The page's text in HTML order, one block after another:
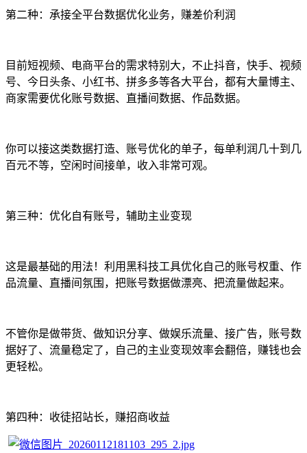
第二种：承接全平台数据优化业务，赚差价利润
目前短视频、电商平台的需求特别大，不止抖音，快手、视频
号、今日头条、小红书、拼多多等各大平台，都有大量博主、
商家需要优化账号数据、直播间数据、作品数据。
你可以接这类数据打造、账号优化的单子，每单利润几十到几
百元不等，空闲时间接单，收入非常可观。
第三种：优化自有账号，辅助主业变现
这是最基础的用法！利用黑科技工具优化自己的账号权重、作
品流量、直播间氛围，把账号数据做漂亮、把流量做起来。
不管你是做带货、做知识分享、做娱乐流量、接广告，账号数
据好了、流量稳定了，自己的主业变现效率会翻倍，赚钱也会
更轻松。
第四种：收徒招站长，赚招商收益